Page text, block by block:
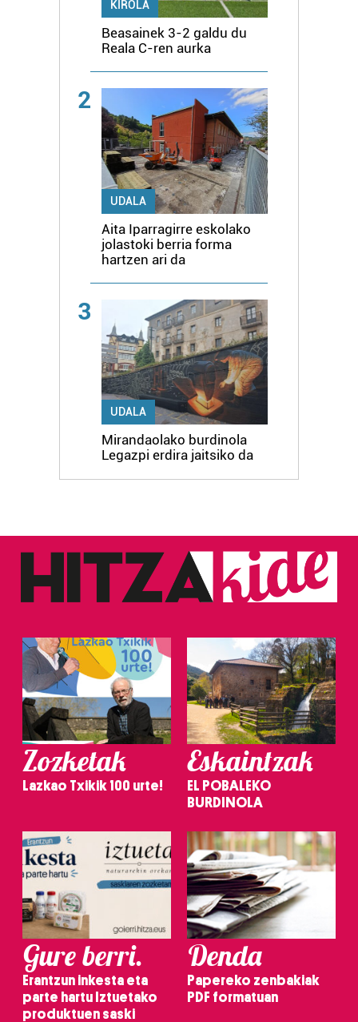
KIROLA
Beasainek 3-2 galdu du
Reala C-ren aurka
2
UDALA
Aita Iparragirre eskolako
jolastoki berria forma
hartzen ari da
3
UDALA
Mirandaolako burdinola
Legazpi erdira jaitsiko da
Zozketak
Lazkao Txikik 100 urte!
Eskaintzak
EL POBALEKO
BURDINOLA
Gure berri.
Erantzun inkesta eta
parte hartu Iztuetako
produktuen saski
Denda
Papereko zenbakiak
PDF formatuan